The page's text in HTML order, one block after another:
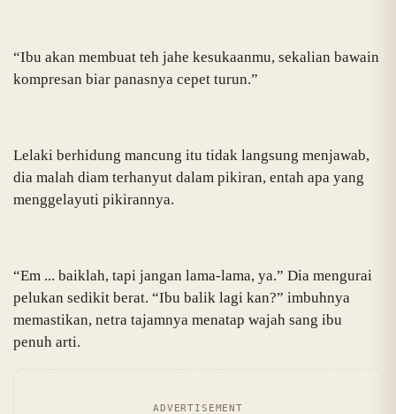
“Ibu akan membuat teh jahe kesukaanmu, sekalian bawain
kompresan biar panasnya cepet turun.”
Lelaki berhidung mancung itu tidak langsung menjawab,
dia malah diam terhanyut dalam pikiran, entah apa yang
menggelayuti pikirannya.
“Em ... baiklah, tapi jangan lama-lama, ya.” Dia mengurai
pelukan sedikit berat. “Ibu balik lagi kan?” imbuhnya
memastikan, netra tajamnya menatap wajah sang ibu
penuh arti.
ADVERTISEMENT